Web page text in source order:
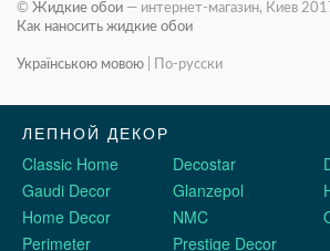
© Жидкие обои — интернет-магазин, Киев
Как наносить жидкие обои
Українською мовою По-русски
ЛЕПНОЙ ДЕКОР
Classic Home
Decostar
Gaudi Decor
Glanzepol
Home Decor
NMC
Perimeter
Prestige Decor